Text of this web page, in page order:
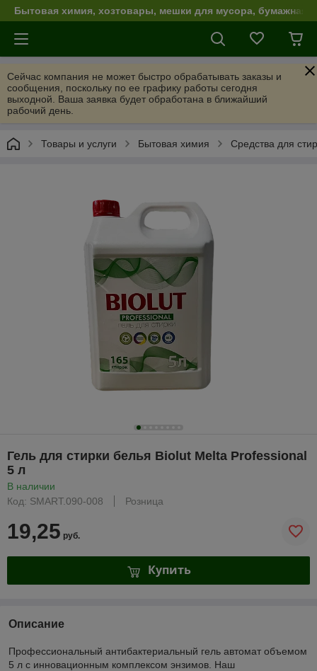
Бытовая химия, хозтовары, мешки для мусора, бумажная
Сейчас компания не может быстро обрабатывать заказы и
сообщения, поскольку по ее графику работы сегодня
выходной. Ваша заявка будет обработана в ближайший
рабочий день.
Товары и услуги Бытовая химия Средства для
Гель для стирки белья Biolut Melta Professional
5 л
В наличии
Код: SMART.090-008
Розница
19,25 руб.
Купить
Описание
Профессиональный антибактериальный гель автомат объемом
5 л с инновационным комплексом энзимов. Наш